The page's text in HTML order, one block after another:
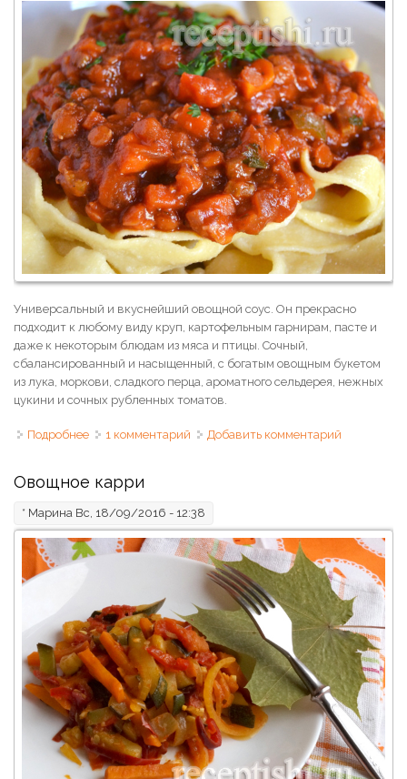
Универсальный и вкуснейший овощной соус. Он прекрасно
подходит к любому виду круп, картофельным гарнирам, пасте и
даже к некоторым блюдам из мяса и птицы. Сочный,
сбалансированный и насыщенный, с богатым овощным букетом
из лука, моркови, сладкого перца, ароматного сельдерея, нежных
цукини и сочных рубленных томатов.
Подробнее о Соус овощной
1 комментарий Добавить комментарий
Овощное карри
* Марина Вс, 18/09/2016 - 12:38